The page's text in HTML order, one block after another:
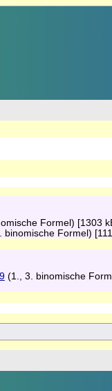
Formel) [1303
Formel)
(1., 3. binomische